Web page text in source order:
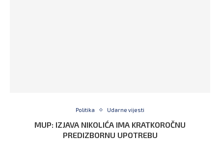
Politika Udarne vijesti
MUP: IZJAVA NIKOLIĆA IMA KRATKOROČNU
PREDIZBORNU UPOTREBU